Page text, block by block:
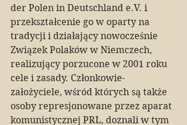
der Polen in Deutschland e.V. i
przekształcenie go w oparty na
tradycji i działający nowocześnie
Związek Polaków w Niemczech,
realizujący porzucone w 2001 roku
cele i zasady. Członkowie-
założyciele, wśród których są także
osoby represjonowane przez aparat
komunistycznej PRL, doznali w tym